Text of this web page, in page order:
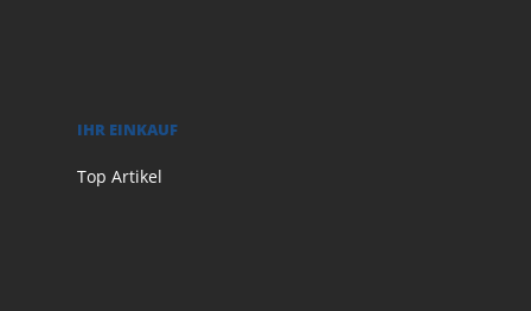
IHR EINKAUF
Top Artikel